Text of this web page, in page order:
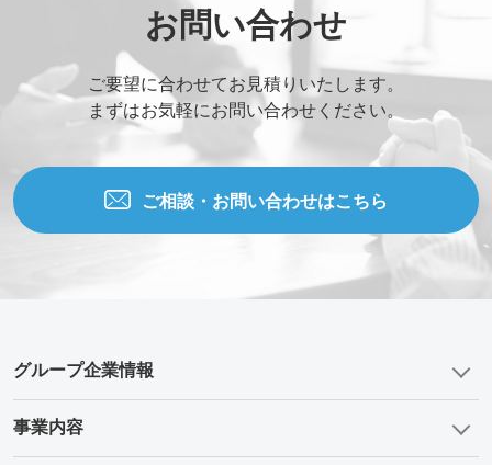
お問い合わせ
ご要望に合わせてお見積りいたします。
まずはお気軽にお問い合わせください。
ご相談・お問い合わせはこちら
グループ企業情報
事業内容